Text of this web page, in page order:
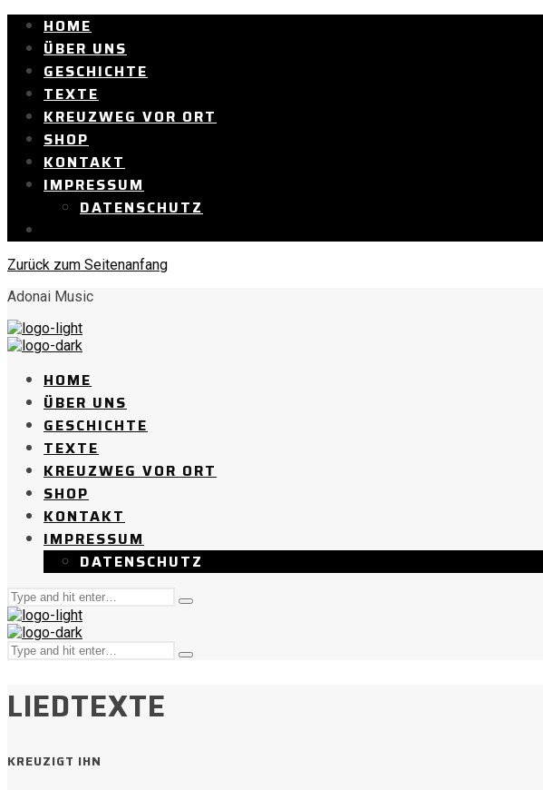
HOME
ÜBER UNS
GESCHICHTE
TEXTE
KREUZWEG VOR ORT
SHOP
KONTAKT
IMPRESSUM
DATENSCHUTZ
Zurück zum Seitenanfang
Adonai Music
HOME
ÜBER UNS
GESCHICHTE
TEXTE
KREUZWEG VOR ORT
SHOP
KONTAKT
IMPRESSUM
DATENSCHUTZ
Suche
nach:
Tippen
Suche
Tippen
LIEDTEXTE
KREUZIGT IHN